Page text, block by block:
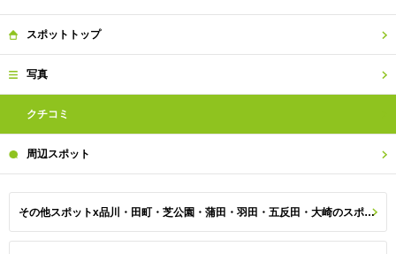
スポット トップ
写真
クチコミ
周辺スポット
その他スポットx品川・田町・芝公園・蒲田・羽田・五反田・大崎のスポット一覧